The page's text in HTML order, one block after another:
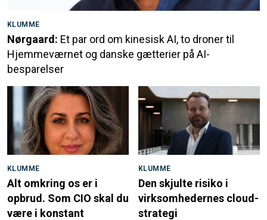
KLUMME
Nørgaard: Et par ord om kinesisk AI, to droner til
Hjemmeværnet og danske gætterier på AI-
besparelser
KLUMME
Alt omkring os er i
opbrud. Som CIO skal du
være i konstant
KLUMME
Den skjulte risiko i
virksomhedernes cloud-
strategi